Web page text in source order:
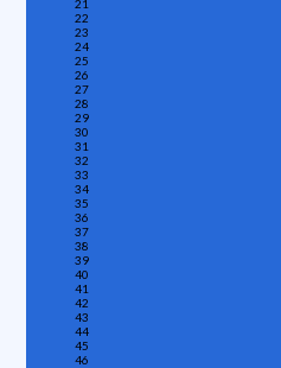
21
22
23
24
25
26
27
28
29
30
31
32
33
34
35
36
37
38
39
40
41
42
43
44
45
46